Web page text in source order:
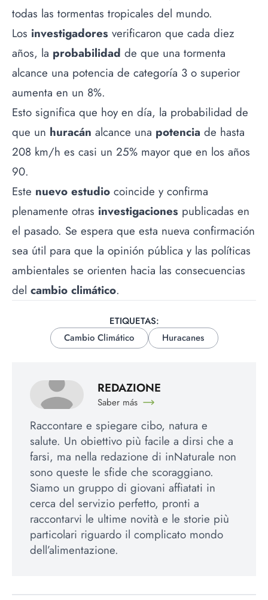
todas las tormentas tropicales del mundo.
Los investigadores verificaron que cada diez
años, la probabilidad de que una tormenta
alcance una potencia de categoría 3 o superior
aumenta en un 8%.
Esto significa que hoy en día, la probabilidad de
que un huracán alcance una potencia de hasta
208 km/h es casi un 25% mayor que en los años
90.
Este nuevo estudio coincide y confirma
plenamente otras investigaciones publicadas en
el pasado. Se espera que esta nueva confirmación
sea útil para que la opinión pública y las políticas
ambientales se orienten hacia las consecuencias
del cambio climático.
ETIQUETAS:
Cambio Climático
Huracanes
REDAZIONE
Saber más
Raccontare e spiegare cibo, natura e
salute. Un obiettivo più facile a dirsi che a
farsi, ma nella redazione di inNaturale non
sono queste le sfide che scoraggiano.
Siamo un gruppo di giovani affiatati in
cerca del servizio perfetto, pronti a
raccontarvi le ultime novità e le storie più
particolari riguardo il complicato mondo
dell’alimentazione.